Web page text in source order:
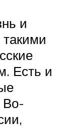
и
Есть и
Во-